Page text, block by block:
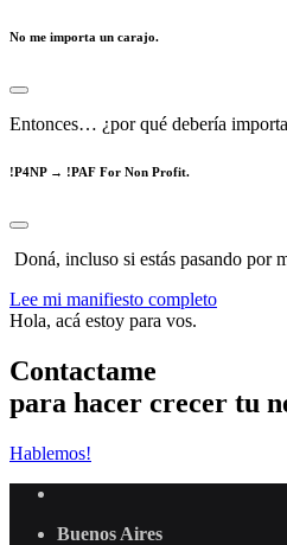
No me importa un carajo.
Entonces… ¿por qué debería
!P4NP → !PAF For Non Profit.
Doná, incluso si estás pasando por
Lee mi manifiesto completo
Hola, acá estoy para vos.
Contactame
para hacer crecer tu
Hablemos!
Buenos Aires